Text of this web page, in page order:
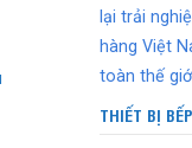
lại trải
hàng Việt
toàn thế
THIẾT BỊ BẾP